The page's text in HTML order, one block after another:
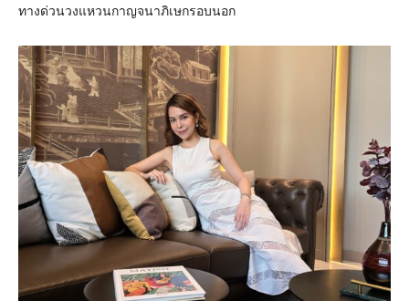
ทางด่วนวงแหวนกาญจนาภิเษกรอบนอก